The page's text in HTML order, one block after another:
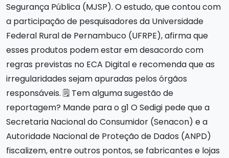
Segurança Pública (MJSP). O estudo, que contou com
a participação de pesquisadores da Universidade
Federal Rural de Pernambuco (UFRPE), afirma que
esses produtos podem estar em desacordo com
regras previstas no ECA Digital e recomenda que as
irregularidades sejam apuradas pelos órgãos
responsáveis. 🗒️ Tem alguma sugestão de
reportagem? Mande para o g1 O Sedigi pede que a
Secretaria Nacional do Consumidor (Senacon) e a
Autoridade Nacional de Proteção de Dados (ANPD)
fiscalizem, entre outros pontos, se fabricantes e lojas